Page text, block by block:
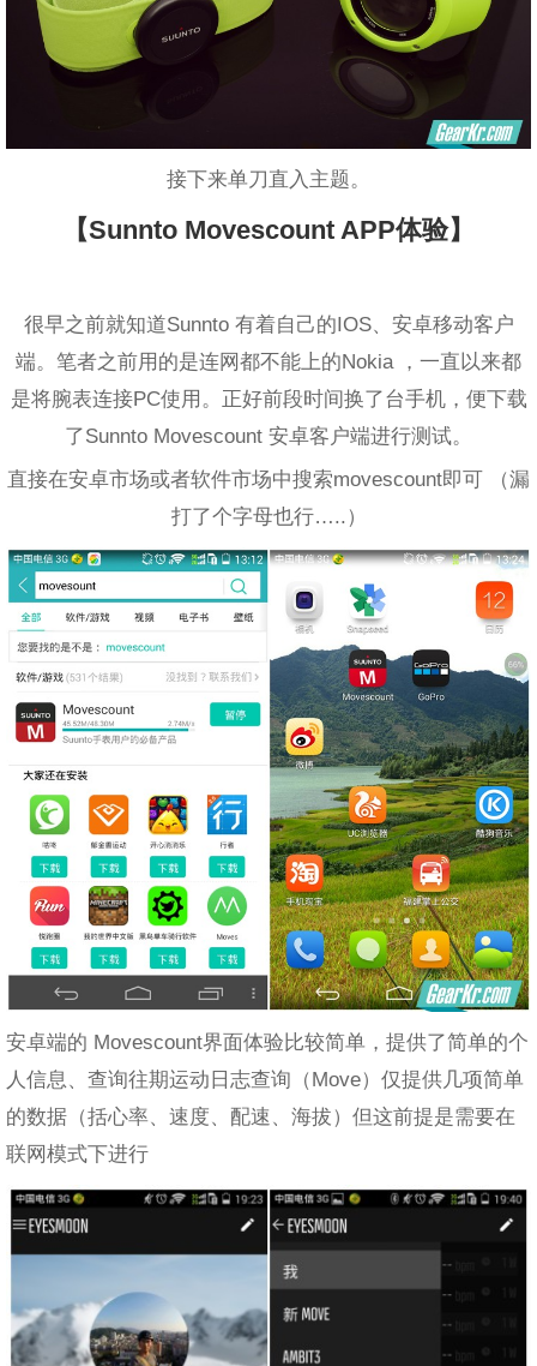
接下来单刀直入主题。
【Sunnto Movescount APP体验】
很早之前就知道Sunnto 有着自己的IOS、安卓移动客户
端。笔者之前用的是连网都不能上的Nokia ，一直以来都
是将腕表连接PC使用。正好前段时间换了台手机，便下载
了Sunnto Movescount 安卓客户端进行测试。
直接在安卓市场或者软件市场中搜索movescount即可 （漏
打了个字母也行…..）
安卓端的 Movescount界面体验比较简单，提供了简单的个
人信息、查询往期运动日志查询（Move）仅提供几项简单
的数据（括心率、速度、配速、海拔）但这前提是需要在
联网模式下进行